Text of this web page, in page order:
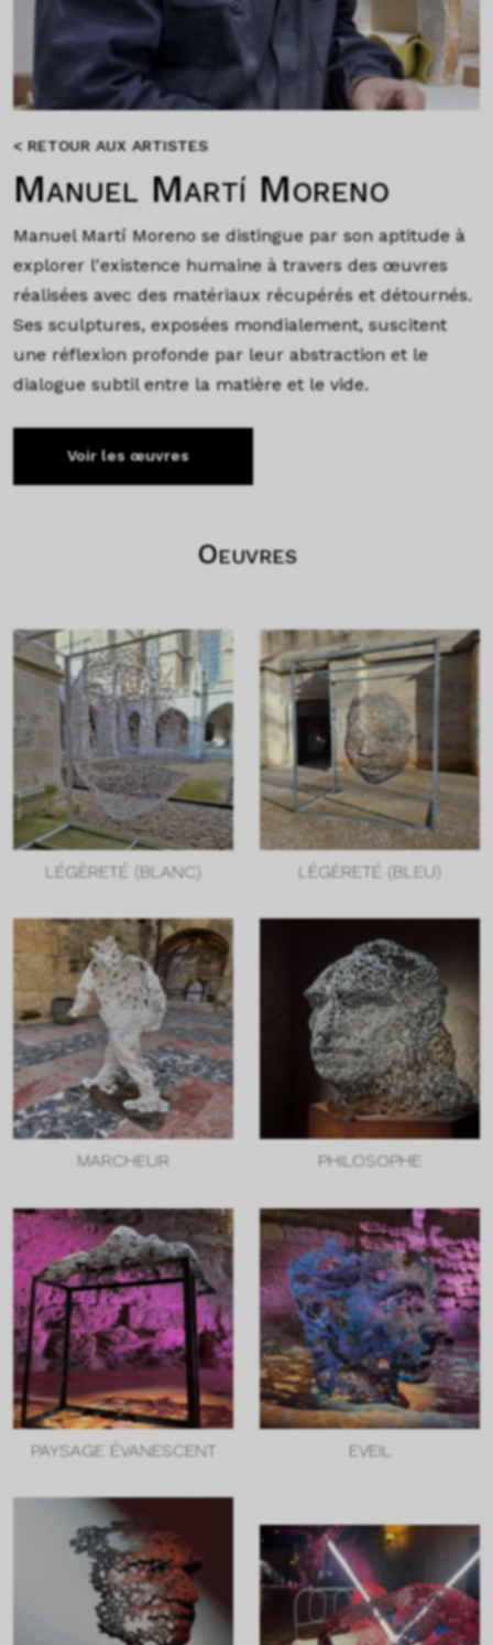
< RETOUR AUX ARTISTES
Manuel Martí Moreno
Manuel Martí Moreno se distingue par son aptitude à
explorer l'existence humaine à travers des œuvres
réalisées avec des matériaux récupérés et détournés.
Ses sculptures, exposées mondialement, suscitent
une réflexion profonde par leur abstraction et le
dialogue subtil entre la matière et le vide.
Voir les œuvres
Oeuvres
LÉGÈRETÉ (BLANC) LÉGÈRETÉ (BLEU)
MARCHEUR PHILOSOPHE
PAYSAGE ÉVANESCENT EVEIL